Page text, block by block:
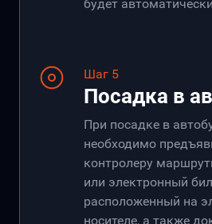
будет
Шаг 5
Посадка в
При посадке в
необходимо
контролеру
или электронный
расположенный на
носителе, а также